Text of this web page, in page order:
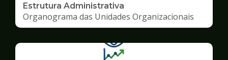
Estrutura Administrativa
Organograma das Unidades Organizacionais